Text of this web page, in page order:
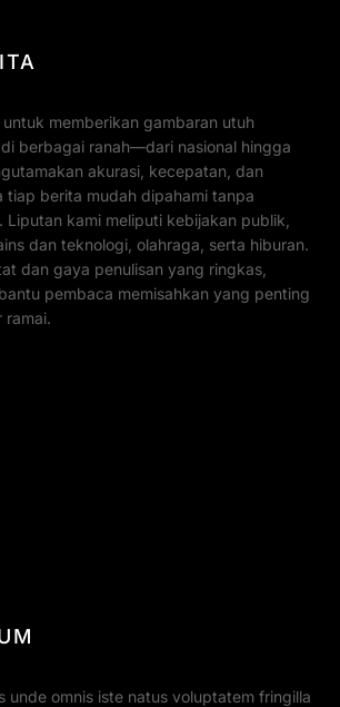
untuk memberikan gambaran utuh
berbagai ranah—dari nasional hingga
akurasi, kecepatan, dan
tiap berita mudah dipahami tanpa
Liputan kami meliputi kebijakan publik,
dan teknologi, olahraga, serta hiburan.
dan gaya penulisan yang ringkas,
pembaca memisahkan yang penting
ramai.
unde omnis iste natus voluptatem fringilla